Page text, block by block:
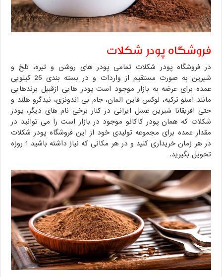
فروشگاه پودر شکلات
در فروشگاه پودر شکلات تمامی پودر های روشن و تیره، تلخ و
شیرین به صورت مستقیم از واردات و در بسته بندی 25 کیلویی
عمده برای عرضه به بازار موجود است پودر هایی ازقبیل برندهایی
مانند اسنو ترکیه، لوکس فاین المان، جام بی اندونزی، نیدگرو هلند و
حتی افریقانا شیرین عسل ایرانی در کنار برخی نام های دیگر، پودر
شکلات که همان پودر کاکائو موجود در بازار است را می توانید در
مقدار عمده برای مجموعه تولیدی خود از این فروشگاه پودر شکلات
در هر زمان خریداری کنید و در هر مکانی که نیاز داشته باشید 1 روزه
تحویل بگیرید.